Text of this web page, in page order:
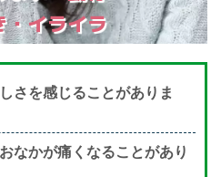
・イライラ
さを感じることがありま
なかが痛くなることがあり